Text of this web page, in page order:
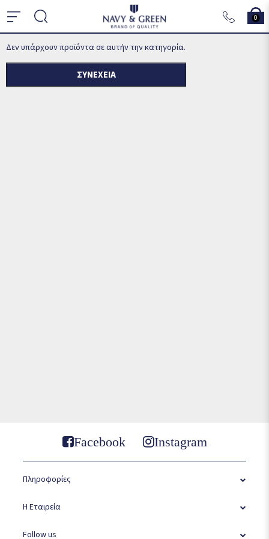
0
Δεν υπάρχουν προϊόντα σε αυτήν την κατηγορία.
ΣΥΝΈΧΕΙΑ
Facebook Instagram
Πληροφορίες
Η Εταιρεία
Follow us